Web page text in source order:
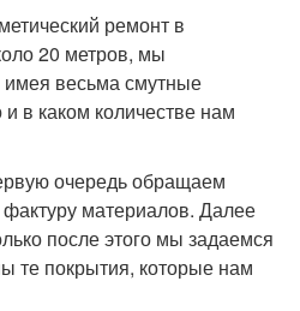
ремонт в
20 метров, мы
имея весьма смутные
в каком количестве нам
очередь обращаем
материалов. Далее
после этого мы задаемся
те покрытия, которые нам